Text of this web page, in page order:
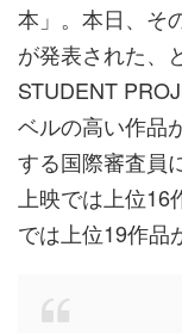
本」。本日、そ
が発表された、
STUDENT
ベルの高い作品
する国際審査員
上映では上位
では上位19作品